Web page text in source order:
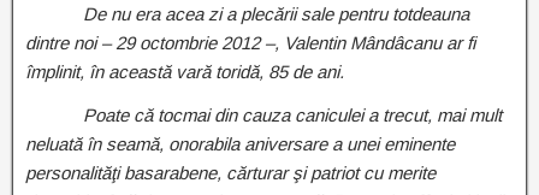
De nu era acea zi a plecării sale pentru totdeauna
dintre noi – 29 octombrie 2012 –, Valentin Mândâcanu ar fi
împlinit, în această vară toridă, 85 de ani.
Poate că tocmai din cauza caniculei a trecut, mai mult
neluată în seamă, onorabila aniversare a unei eminente
personalităţi basarabene, cărturar şi patriot cu merite